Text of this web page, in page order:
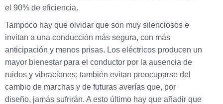
el 90% de eficiencia.
Tampoco hay que olvidar que son muy silenciosos e
invitan a una conducción más segura, con más
anticipación y menos prisas. Los eléctricos producen un
mayor bienestar para el conductor por la ausencia de
ruidos y vibraciones; también evitan preocuparse del
cambio de marchas y de futuras averías que, por
diseño, jamás sufrirán. A esto último hay que añadir que